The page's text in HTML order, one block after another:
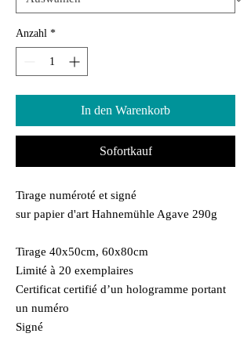
Anzahl *
In den Warenkorb
Sofortkauf
Tirage numéroté et signé
sur papier d'art Hahnemühle Agave 290g
Tirage 40x50cm, 60x80cm
Limité à 20 exemplaires
Certificat certifié d’un hologramme portant
un numéro
Signé